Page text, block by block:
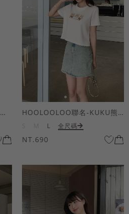
HOOLOOLOO聯名-口袋燙金KUKU熊短袖上衣 HOOLOOLOO聯名-KUKU熊蝴蝶結短袖上衣
L 全尺碼
NT.690